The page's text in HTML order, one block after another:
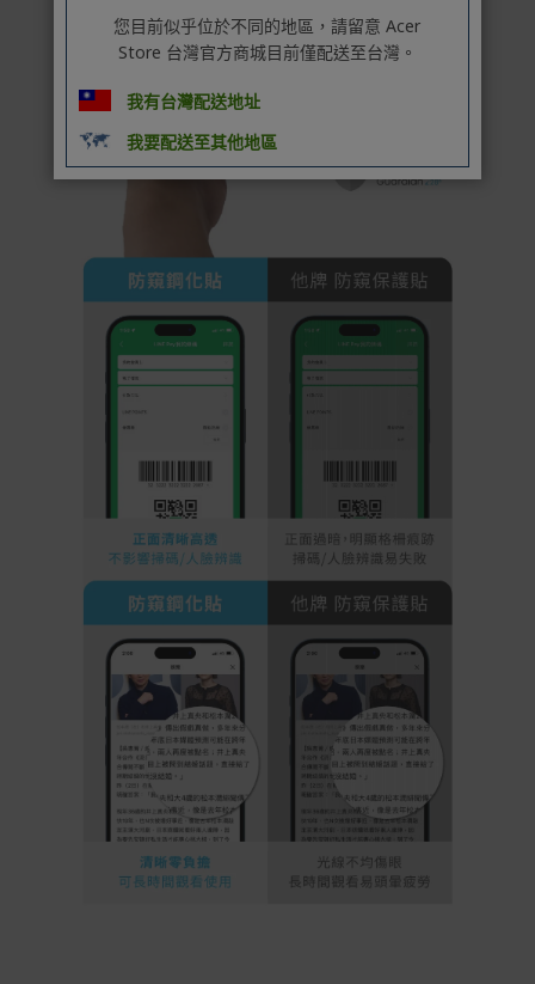
您目前似乎位於不同的地區，請留意 Acer
Store 台灣官方商城目前僅配送至台灣。
我有台灣配送地址
我要配送至其他地區